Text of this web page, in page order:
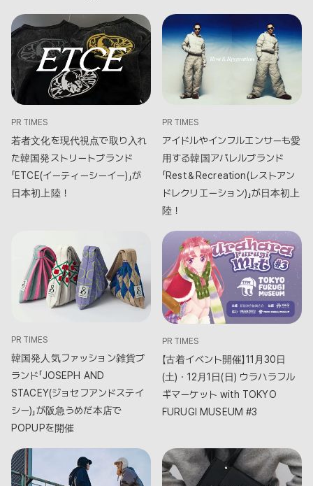
PR TIMES
若者文化を現代視点で取り入れ
た韓国発ストリートブランド
「ETCE(イーティーシーイー)」が
日本初上陸！
PR TIMES
アイドルやインフルエンサーも愛
用する韓国アパレルブランド
「Rest＆Recreation(レストアン
ドレクリエーション)」が日本初上
陸！
PR TIMES
韓国発人気ファッション雑貨ブ
ランド「JOSEPH AND
STACEY(ジョセフアンドステイ
シー)」が阪急うめだ本店で
POPUPを開催
PR TIMES
【古着イベント開催】11月30日
(土)・12月1日(日) ウラハラフル
ギマーケット with TOKYO
FURUGI MUSEUM #3